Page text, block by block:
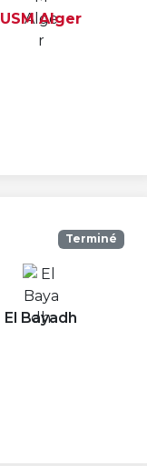
USM Alger
Terminé
El Bayadh